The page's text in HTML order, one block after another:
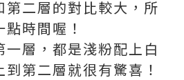
第二層的對比較大，所
時間喔！
層，都是淺粉配上白
第二層就很有驚喜！